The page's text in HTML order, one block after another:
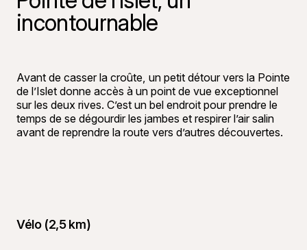
incontournable
Avant de casser la croûte, un petit détour vers la Pointe
de l’Islet donne accès à un point de vue exceptionnel
sur les deux rives. C’est un bel endroit pour prendre le
temps de se dégourdir les jambes et respirer l’air salin
avant de reprendre la route vers d’autres découvertes.
Vélo (2,5 km)